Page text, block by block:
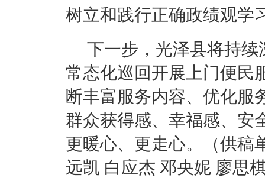
树立和践行正确政绩观学
下一步，光泽县将持续
常态化巡回开展上门便民
断丰富服务内容、优化服
群众获得感、幸福感、安
更暖心、更走心。（供稿
远凯 白应杰 邓央妮 廖思